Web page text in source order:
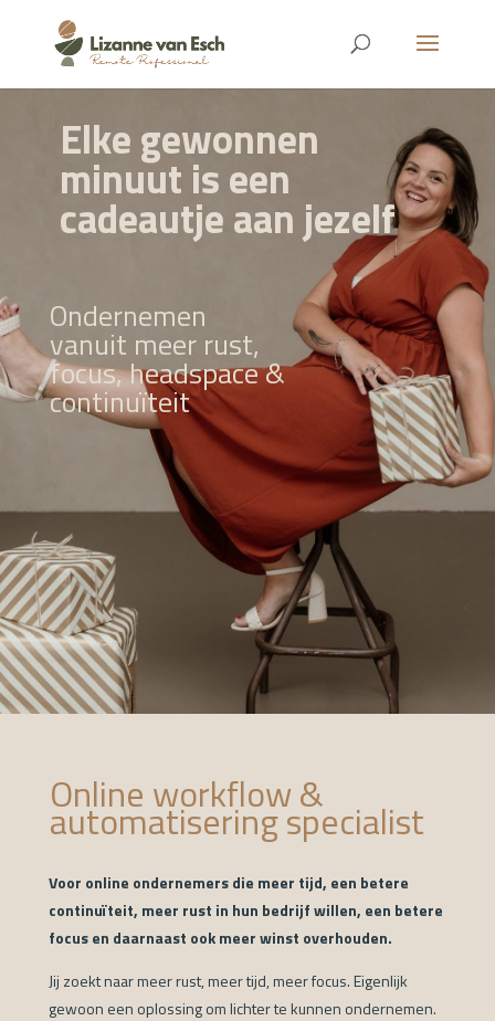
Elke gewonnen
minuut is een
cadeautje aan jezelf
Ondernemen
vanuit meer rust,
focus, headspace &
continuïteit
Online workflow &
automatisering specialist
Voor online ondernemers die meer tijd, een betere
continuïteit, meer rust in hun bedrijf willen, een betere
focus en daarnaast ook meer winst overhouden.
Jij zoekt naar meer rust, meer tijd, meer focus. Eigenlijk
gewoon een oplossing om lichter te kunnen ondernemen.